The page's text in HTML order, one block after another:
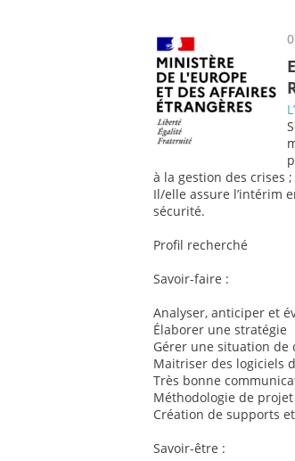
à la gestion des crises ;
Il/elle assure l’intérim
sécurité.
Profil recherché
Savoir-faire :
Analyser, anticiper et
Élaborer une stratégie
Gérer une situation de
Maitriser des logiciels
Très bonne
Méthodologie de projet
Création de supports
Savoir-être :